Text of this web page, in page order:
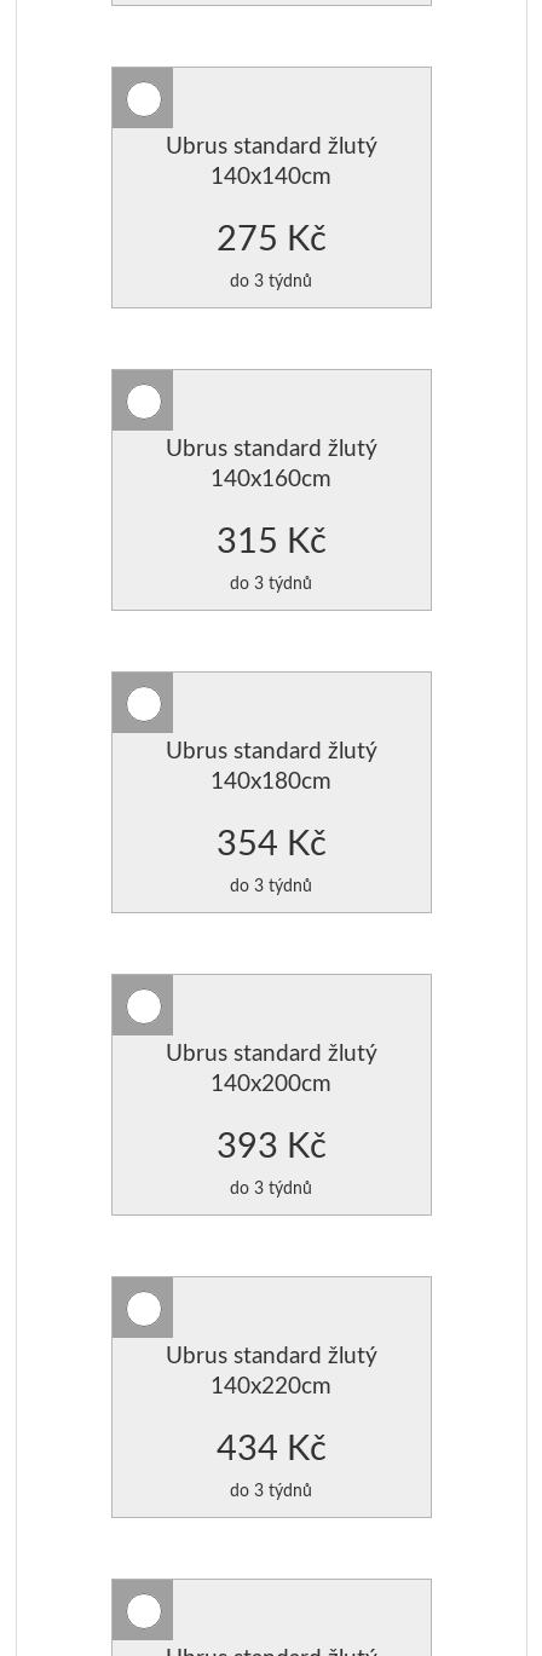
Ubrus standard žlutý
140x140cm
275 Kč
do 3 týdnů
Ubrus standard žlutý
140x160cm
315 Kč
do 3 týdnů
Ubrus standard žlutý
140x180cm
354 Kč
do 3 týdnů
Ubrus standard žlutý
140x200cm
393 Kč
do 3 týdnů
Ubrus standard žlutý
140x220cm
434 Kč
do 3 týdnů